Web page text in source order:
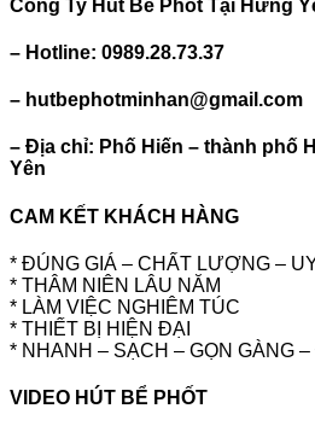
Công Ty Hút Bể Phốt Tại Hưng
– Hotline: 0989.28.73.37
– hutbephotminhan@gmail.com
– Địa chỉ: Phố Hiến – thành phố
Yên
CAM KẾT KHÁCH HÀNG
* ĐÚNG GIÁ – CHẤT LƯỢNG –
* THÂM NIÊN LÂU NĂM
* LÀM VIỆC NGHIÊM TÚC
* THIẾT BỊ HIỆN ĐẠI
* NHANH – SẠCH – GỌN GÀNG
VIDEO HÚT BỂ PHỐT